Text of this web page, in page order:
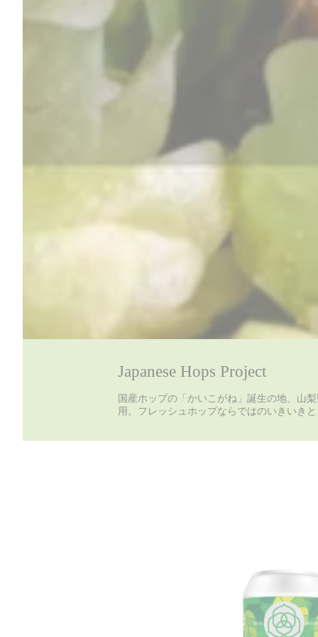
Japanese Hops Project
国産ホップの「かいこがね」誕生の地、山
用。フレッシュホップならではのいきいき